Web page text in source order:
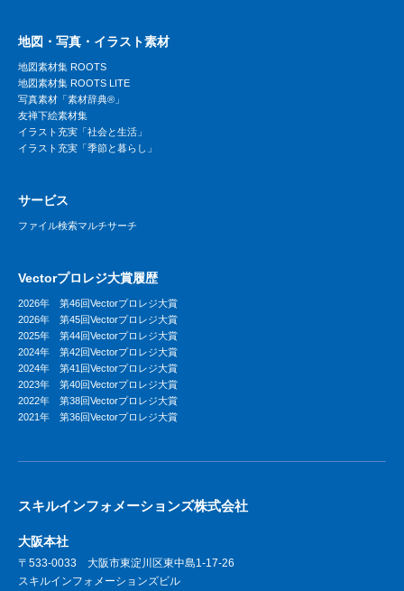
地図・写真・イラスト素材
地図素材集 ROOTS
地図素材集 ROOTS LITE
写真素材「素材辞典®」
友禅下絵素材集
イラスト充実「社会と生活」
イラスト充実「季節と暮らし」
サービス
ファイル検索マルチサーチ
Vectorプロレジ大賞履歴
2026年 第46回Vectorプロレジ大賞
2026年 第45回Vectorプロレジ大賞
2025年 第44回Vectorプロレジ大賞
2024年 第42回Vectorプロレジ大賞
2024年 第41回Vectorプロレジ大賞
2023年 第40回Vectorプロレジ大賞
2022年 第38回Vectorプロレジ大賞
2021年 第36回Vectorプロレジ大賞
スキルインフォメーションズ株式会社
大阪本社
〒533-0033 大阪市東淀川区東中島1-17-26
スキルインフォメーションズビル